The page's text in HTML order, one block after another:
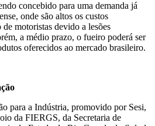
concebido para uma demanda já
onde são altos os custos
motoristas devido a lesões
a médio prazo, o fueiro poderá ser
oferecidos ao mercado brasileiro.
para a Indústria, promovido por Sesi,
da FIERGS, da Secretaria de